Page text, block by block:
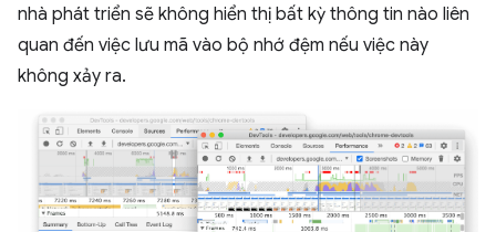
nhà phát triển sẽ không hiển thị bất kỳ thông tin nào liên
quan đến việc lưu mã vào bộ nhớ đệm nếu việc này
không xảy ra.